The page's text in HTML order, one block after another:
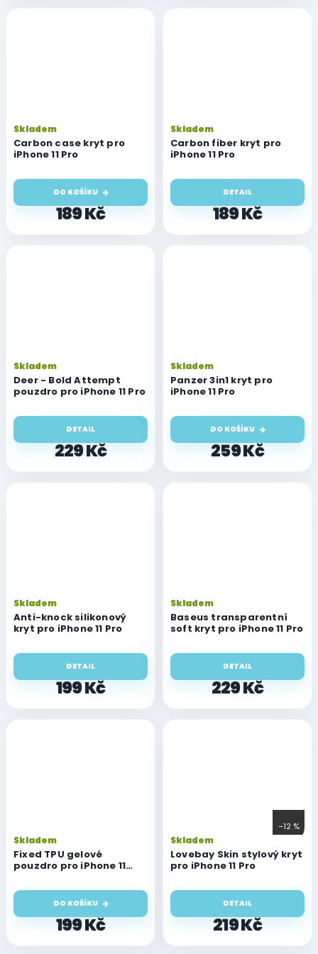
Carbon case kryt pro
iPhone 11 Pro
Skladem
189 Kč
DO KOŠÍKU
Carbon fiber kryt pro
iPhone 11 Pro
Skladem
189 Kč
DETAIL
Deer - Bold Attempt
pouzdro pro iPhone 11 Pro
Skladem
229 Kč
DETAIL
Panzer 3in1 kryt pro
iPhone 11 Pro
Skladem
259 Kč
DO KOŠÍKU
Anti-knock silikonový
kryt pro iPhone 11 Pro
Skladem
199 Kč
DETAIL
Baseus transparentní
soft kryt pro iPhone 11 Pro
Skladem
229 Kč
DETAIL
Fixed TPU gelové
pouzdro pro iPhone 11
Skladem
199 Kč
DO KOŠÍKU
–12 %
Lovebay Skin stylový kryt
pro iPhone 11 Pro
Skladem
219 Kč
DETAIL